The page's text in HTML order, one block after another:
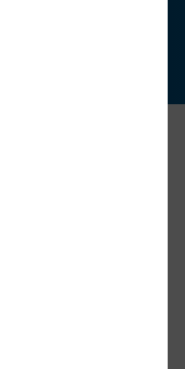
collezione firmata